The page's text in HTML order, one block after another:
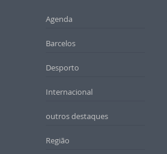
Agenda
Barcelos
Desporto
Internacional
outros destaques
Região